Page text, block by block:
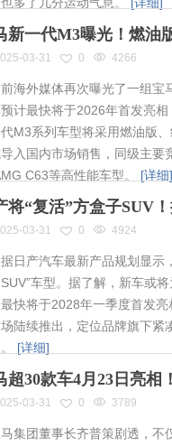
新一代M3曝光！燃油
03-31 0 4266
海外媒体再次曝光了一组宝
计最快将于2026年首发亮
M3系列车型将采用燃油版
入国内市场销售，同级主要
C63等高性能车型。 [详细]
将“复活”方盒子SUV
03-31 0 4924
日产汽车最新产品规划显示
车型。据了解，新车或
快将于2028年一季度首发
陆续推出，定位品牌旗下紧
[详细]
超30款车4月23日亮
03-31 0 3789
集团董事长齐普策剧透，不